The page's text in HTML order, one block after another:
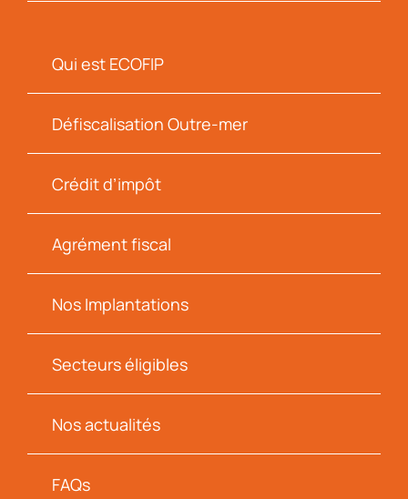
Qui est ECOFIP
Défiscalisation Outre-mer
Crédit d’impôt
Agrément fiscal
Nos Implantations
Secteurs éligibles
Nos actualités
FAQs